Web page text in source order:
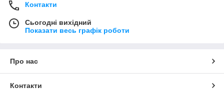
Контакти
Сьогодні вихідний
Показати весь графік роботи
Про нас
Контакти